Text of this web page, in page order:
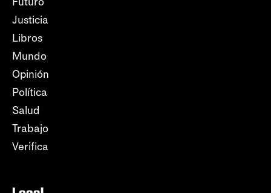
Justicia
Libros
Mundo
Opinión
Política
Salud
Trabajo
Verifica